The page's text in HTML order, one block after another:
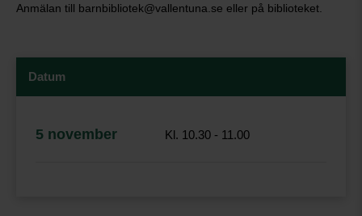
Anmälan till barnbibliotek@vallentuna.se eller på biblioteket.
Datum
5 november Kl. 10.30 - 11.00